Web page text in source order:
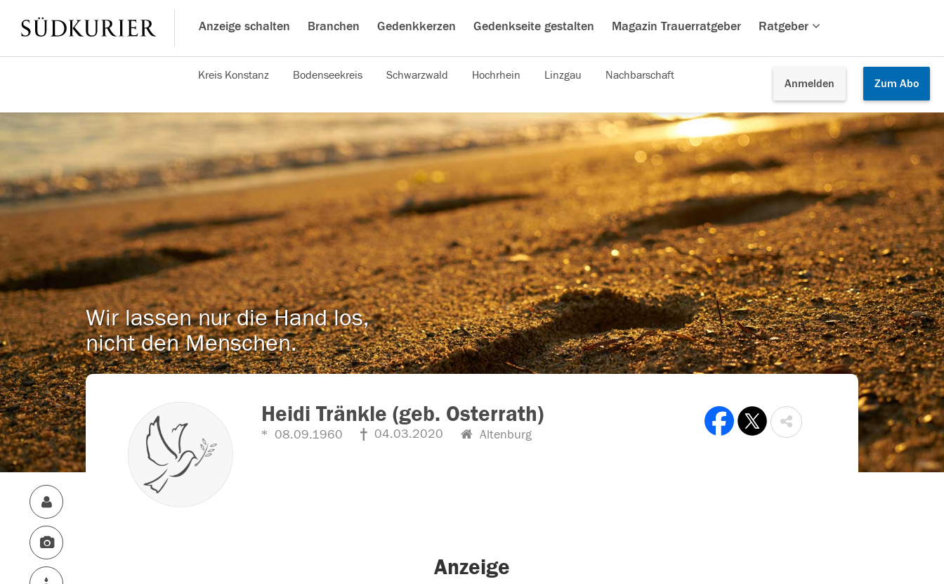
Anzeige schalten Branchen Gedenkkerzen Gedenkseite gestalten Magazin Trauerratgeber Ratgeber
Anmelden Zum Abo
Kreis Konstanz Bodenseekreis Schwarzwald Hochrhein Linzgau Nachbarschaft
Wir lassen nur die Hand los,
nicht den Menschen.
Heidi Tränkle (geb. Osterrath)
08.09.1960 04.03.2020 Altenburg
Anzeige